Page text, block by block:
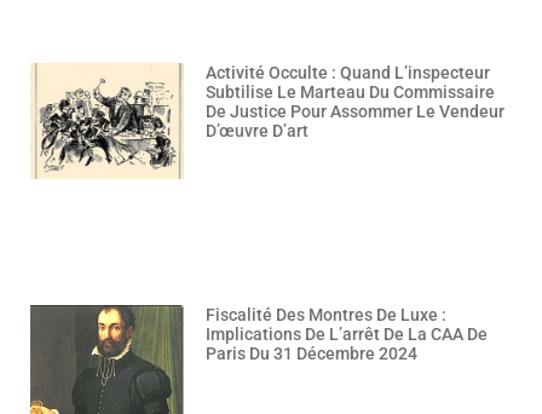
Activité Occulte : Quand L’inspecteur
Subtilise Le Marteau Du Commissaire
De Justice Pour Assommer Le Vendeur
D’œuvre D’art
Fiscalité Des Montres De Luxe :
Implications De L’arrêt De La CAA De
Paris Du 31 Décembre 2024